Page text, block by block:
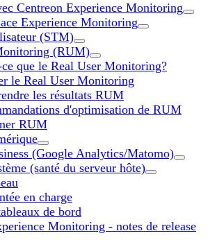
Centreon Experience Monitoring
Experience Monitoring
(STM)
(RUM)
ce que le Real User Monitoring?
le Real User Monitoring
les résultats RUM
d'optimisation de RUM
RUM
(Google Analytics/Matomo)
(santé du serveur hôte)
en charge
de bord
Monitoring - notes de release